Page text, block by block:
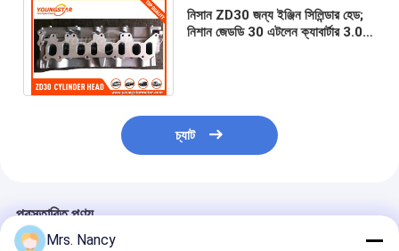
এখন চ্যাট
সম্পূর্ণ সিলিন্ডার হেড
নিসান ZD30 জন্য ইঞ্জিন সিলিন্ডার হেড;
নিশান জেডডি 30 এটলেন ক্যাবার্টার 3.0
চ্যাট
প্রস্তাবিত পণ্য
Mrs. Nancy